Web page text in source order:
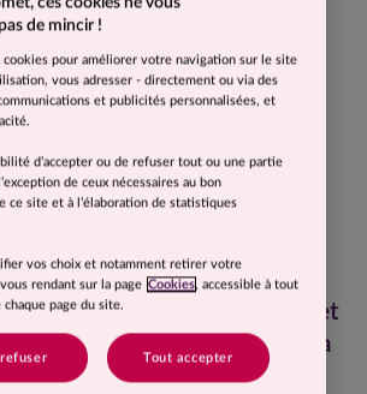
j’ai retrouvé une
même que j’avais oubliée, et
me sens enfin bien dans ma
peau.
de mincir !
pour améliorer votre navigation sur le site
vous adresser - directement ou via des
et publicités personnalisées, et
d’accepter ou de refuser tout ou une partie
de ceux nécessaires au bon
ce site et à l’élaboration de statistiques
vos choix et notamment retirer votre
rendant sur la page Cookies, accessible à tout
chaque page du site.
Tout accepter